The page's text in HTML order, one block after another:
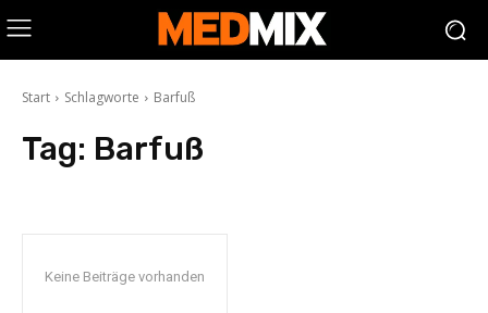
Start Schlagworte Barfuß
Tag: Barfuß
Keine Beiträge vorhanden